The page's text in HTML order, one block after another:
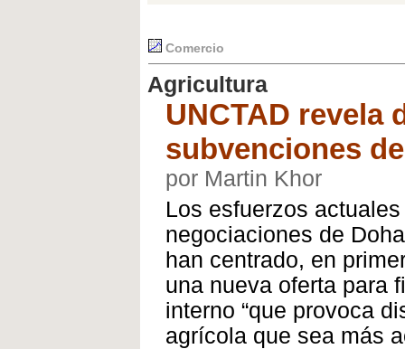
Comercio
Agricultura
UNCTAD revela
subvenciones
por Martin Khor
Los esfuerzos
negociaciones de
han centrado, en
una nueva oferta para
interno “que provoca
agrícola que sea más